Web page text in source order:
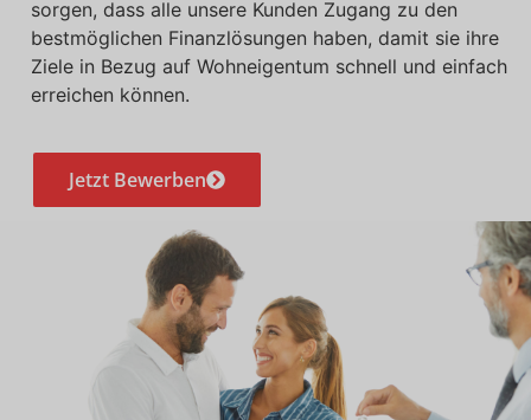
sorgen, dass alle unsere Kunden Zugang zu den
bestmöglichen Finanzlösungen haben, damit sie ihre
Ziele in Bezug auf Wohneigentum schnell und einfach
erreichen können.
Jetzt Bewerben